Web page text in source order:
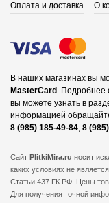
Оплата и доставка О
В наших магазинах вы
MasterCard . Подробнее
вы можете узнать в
информацией
8 (985) 185-49-84, 8
Сайт PlitkiMira.ru носит
каких условиях не
Статьи 437 ГК РФ. Цены
Для получения точной